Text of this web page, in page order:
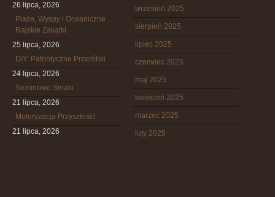
26 lipca, 2026
Plaże, Wyspy i Oceaniczne
Rajskie Zakątki
25 lipca, 2026
DIY: Patriotyczne Przeróbki
24 lipca, 2026
Sezonowe Smaki
21 lipca, 2026
Motoryzacja Przyszłości
21 lipca, 2026
wrzesień 2025
sierpień 2025
lipiec 2025
czerwiec 2025
maj 2025
kwiecień 2025
marzec 2025
luty 2025